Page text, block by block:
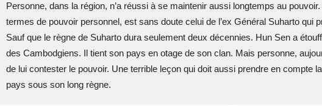
Personne, dans la région, n’a réussi à se maintenir aussi longtemps au
termes de pouvoir personnel, est sans doute celui de l’ex Général Suharto qui
Sauf que le règne de Suharto dura seulement deux décennies. Hun Sen a
des Cambodgiens. Il tient son pays en otage de son clan. Mais personne,
de lui contester le pouvoir. Une terrible leçon qui doit aussi prendre en compte
pays sous son long règne.